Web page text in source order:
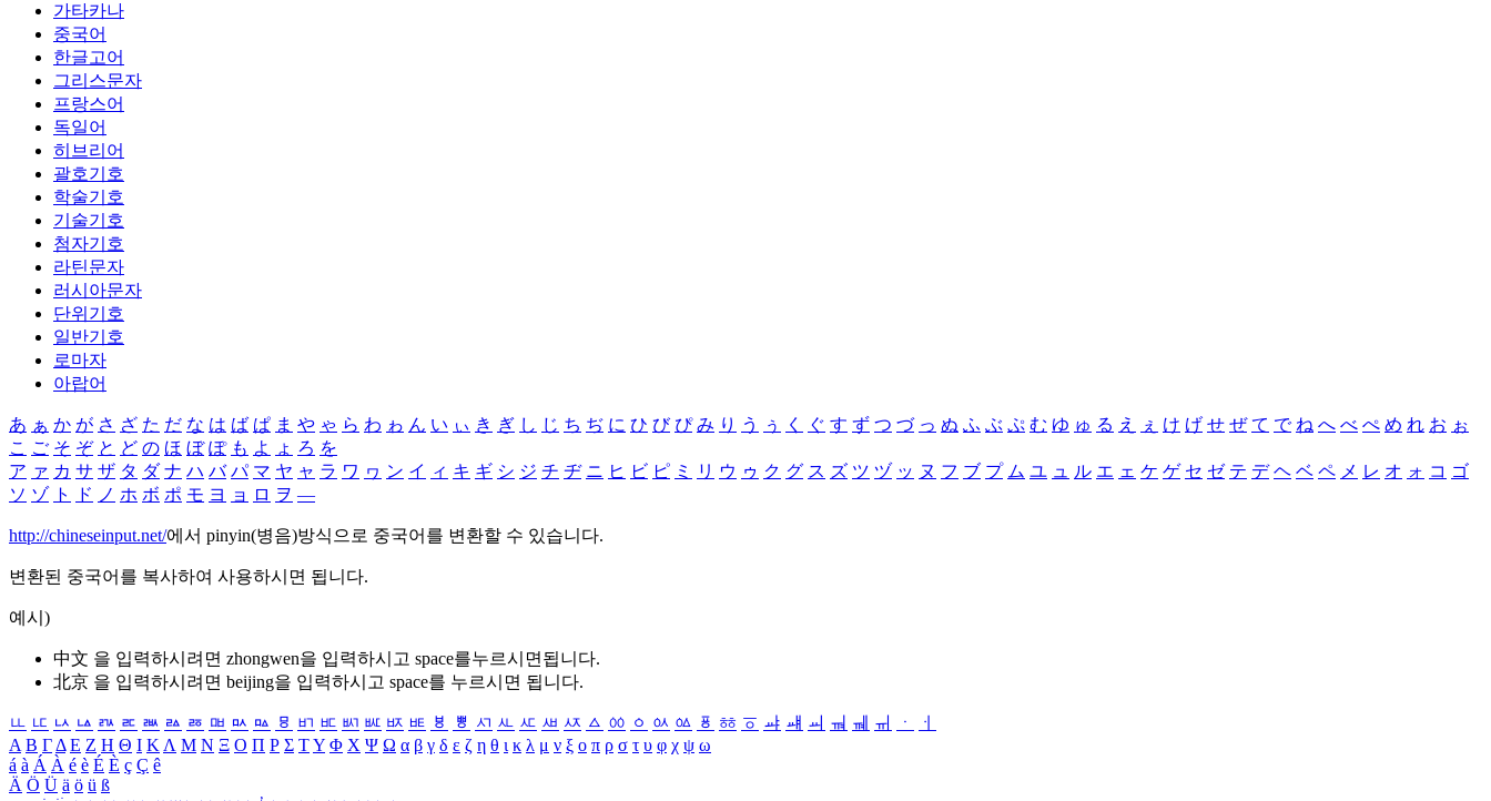
가타카나
중국어
한글고어
그리스문자
프랑스어
독일어
히브리어
괄호기호
학술기호
기술기호
첨자기호
라틴문자
러시아문자
단위기호
일반기호
로마자
아랍어
あ ぁ か が さ ざ た だ な は ば ぱ ま や ゃ ら わ ゎ ん い ぃ き ぎ し じ ち ぢ に ひ び ぴ み り う ぅ く ぐ す ず つ づ っ ぬ ふ ぶ ぷ む ゆ ゅ る え ぇ け げ せ ぜ て で ね へ べ ぺ め れ お ぉ
こ ご そ ぞ と ど の ほ ぼ ぽ も よ ょ ろ を
ア ァ カ サ ザ タ ダ ナ ハ バ パ マ ヤ ャ ラ ワ ヮ ン イ ィ キ ギ シ ジ チ ヂ ニ ヒ ビ ピ ミ リ ウ ゥ ク グ ス ズ ツ ヅ ッ ヌ フ ブ プ ム ユ ュ ル エ ェ ケ ゲ セ ゼ テ デ ヘ ベ ペ メ レ オ ォ コ ゴ
ソ ゾ ト ド ノ ホ ボ ポ モ ヨ ョ ロ ヲ ―
http://chineseinput.net/에서 pinyin(병음)방식으로 중국어를 변환할 수 있습니다.
변환된 중국어를 복사하여 사용하시면 됩니다.
예시)
中文 을 입력하시려면 zhongwen을 입력하시고 space를누르시면됩니다.
北京 을 입력하시려면 beijing을 입력하시고 space를 누르시면 됩니다.
ㅥ ㅦ ㅧ ㅨ ㅩ ㅪ ㅫ ㅬ ㅭ ㅮ ㅯ ㅰ ㅱ ㅲ ㅳ ㅴ ㅵ ㅶ ㅷ ㅸ ㅹ ㅺ ㅻ ㅼ ㅽ ㅾ ㅿ ㆀ ㆁ ㆂ ㆃ ㆄ ㆅ ㆆ ㆇ ㆈ ㆉ ㆊ ㆋ ㆌ ㆍ
ㆎ
Α Β ΓΔ Ε Ζ Η Θ Ι ΚΛ Μ Ν Ξ Ο Π Ρ Σ ΤΥ Φ Χ Ψ Ω α β γ δ ε ζ η θ ι κ λ μ ν ξ ο π ρ σ τ υ φ χ ψ ω
á à Á À é è É È ç Ç ê
Ä Ö Ü ä ö ü ß